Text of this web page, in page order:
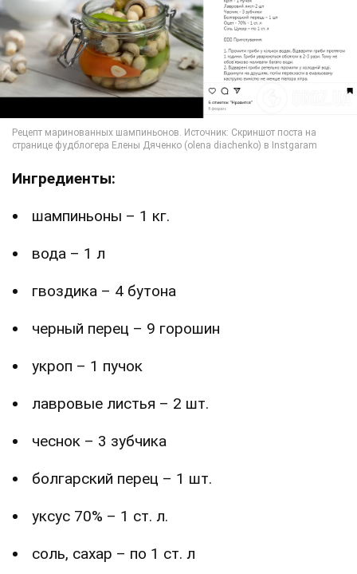
Ингредиенты:
шампиньоны – 1 кг.
вода – 1 л
гвоздика – 4 бутона
черный перец – 9 горошин
укроп – 1 пучок
лавровые листья – 2 шт.
чеснок – 3 зубчика
болгарский перец – 1 шт.
уксус 70% – 1 ст. л.
соль, сахар – по 1 ст. л